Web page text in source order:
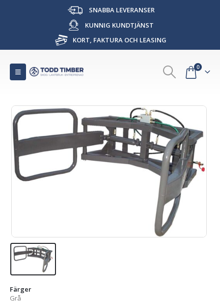
SNABBA LEVERANSER
KUNNIG KUNDTJÄNST
KORT, FAKTURA OCH LEASING
0
Färger
Grå